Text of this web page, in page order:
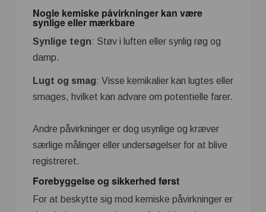
Nogle kemiske påvirkninger kan være
synlige eller mærkbare
Synlige tegn: Støv i luften eller synlig røg og
damp.
Lugt og smag: Visse kemikalier kan lugtes eller
smages, hvilket kan advare om potentielle farer.
Andre påvirkninger er dog usynlige og kræver
særlige målinger eller undersøgelser for at blive
registreret.
Forebyggelse og sikkerhed først
For at beskytte sig mod kemiske påvirkninger er